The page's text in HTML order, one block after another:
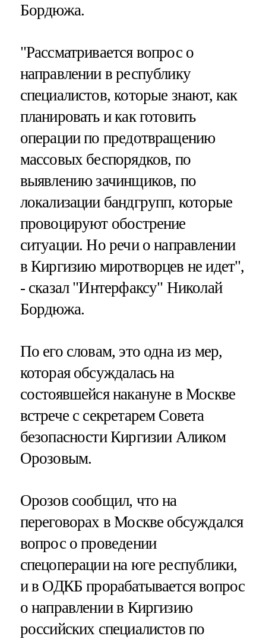
Бордюжа.
"Рассматривается вопрос о
направлении в республику
специалистов, которые знают, как
планировать и как готовить
операции по предотвращению
массовых беспорядков, по
выявлению зачинщиков, по
локализации бандгрупп, которые
провоцируют обострение
ситуации. Но речи о направлении
в Киргизию миротворцев не идет",
- сказал "Интерфаксу" Николай
Бордюжа.
По его словам, это одна из мер,
которая обсуждалась на
состоявшейся накануне в Москве
встрече с секретарем Совета
безопасности Киргизии Аликом
Орозовым.
Орозов сообщил, что на
переговорах в Москве обсуждался
вопрос о проведении
спецоперации на юге республики,
и в ОДКБ прорабатывается вопрос
о направлении в Киргизию
российских специалистов по